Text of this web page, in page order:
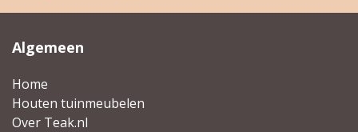
Algemeen
Home
Houten tuinmeubelen
Over Teak.nl